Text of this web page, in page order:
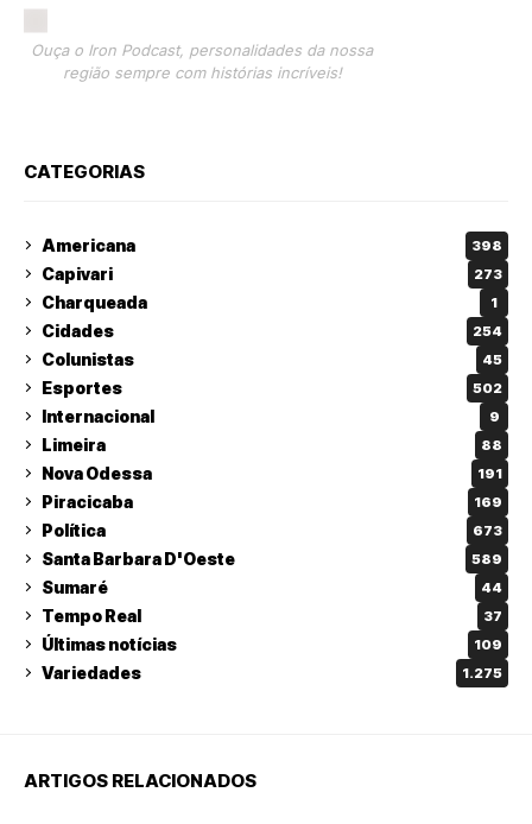
Ouça o Iron Podcast, personalidades da nossa
região sempre com histórias incríveis!
CATEGORIAS
Americana 398
Capivari 273
Charqueada 1
Cidades 254
Colunistas 45
Esportes 502
Internacional 9
Limeira 88
Nova Odessa 191
Piracicaba 169
Política 673
Santa Barbara D'Oeste 589
Sumaré 44
Tempo Real 37
Últimas notícias 109
Variedades 1.275
ARTIGOS RELACIONADOS